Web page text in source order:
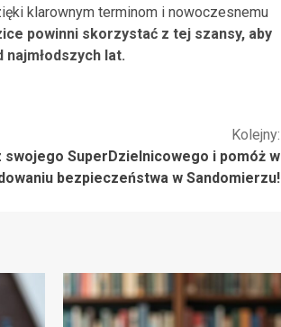
klarownym terminom i nowoczesnemu
powinni skorzystać z tej szansy, aby
lat.
Kolejny:
swojego SuperDzielnicowego i pomóż w
bezpieczeństwa w Sandomierzu!